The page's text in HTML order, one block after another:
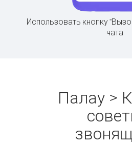
Использовать кнопку
чата
Палау >